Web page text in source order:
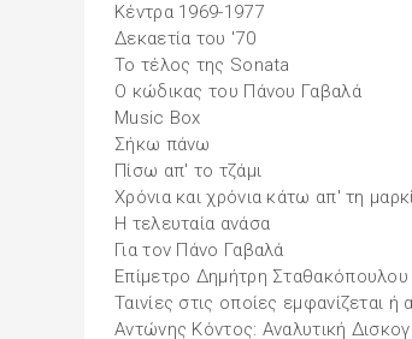
Κέντρα 1969-1977
Δεκαετία του '70
Το τέλος της Sonata
Ο κώδικας του Πάνου Γαβαλά
Music Box
Σήκω πάνω
Πίσω απ' το τζάμι
Χρόνια και χρόνια κάτω απ' τη
Η τελευταία ανάσα
Για τον Πάνο Γαβαλά
Επίμετρο Δημήτρη Σταθακόπουλου
Ταινίες στις οποίες εμφανίζεται
Αντώνης Κόντος: Αναλυτική